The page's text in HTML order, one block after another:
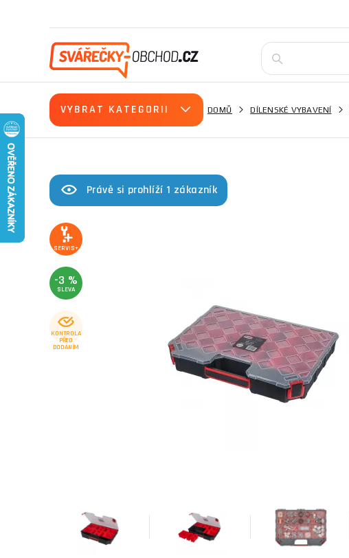
VYBRAT KATEGORII DOMŮ DÍLENSKÉ VYBAVENÍ
Právě si prohlíží 1 zákazník
SERVIS+
-3 %
SLEVA
KONTROLA
PŘED
DODÁNÍM